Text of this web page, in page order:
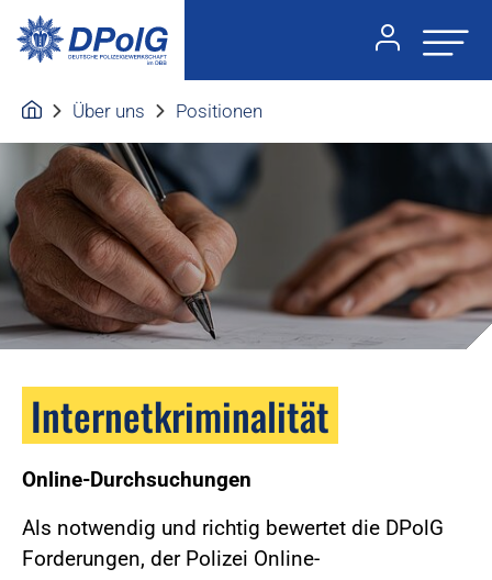
Über uns Positionen
Internetkriminalität
Online-Durchsuchungen
Als notwendig und richtig bewertet die DPolG
Forderungen, der Polizei Online-